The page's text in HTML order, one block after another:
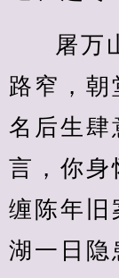
屠万
路窄，朝
名后生肆
言，你身
缠陈年旧
湖一日隐